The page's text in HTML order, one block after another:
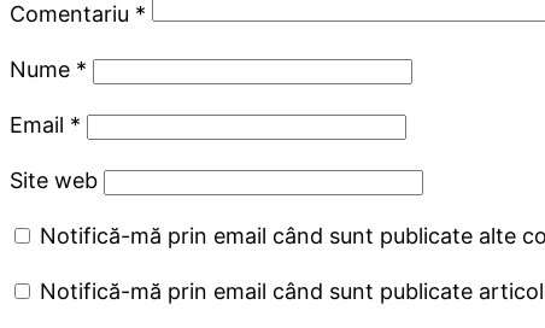
Comentariu *
Nume *
Email *
Site web
Notifică-mă prin email când sunt publicate alte
Notifică-mă prin email când sunt publicate